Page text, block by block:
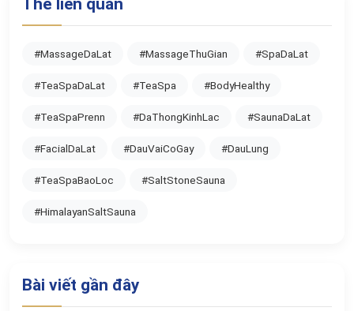
#MassageDaLat #MassageThuGian #SpaDaLat
#TeaSpaDaLat #TeaSpa #BodyHealthy
#TeaSpaPrenn #DaThongKinhLac #SaunaDaLat
#FacialDaLat #DauVaiCoGay #DauLung
#TeaSpaBaoLoc #SaltStoneSauna
#HimalayanSaltSauna
Bài viết gần đây